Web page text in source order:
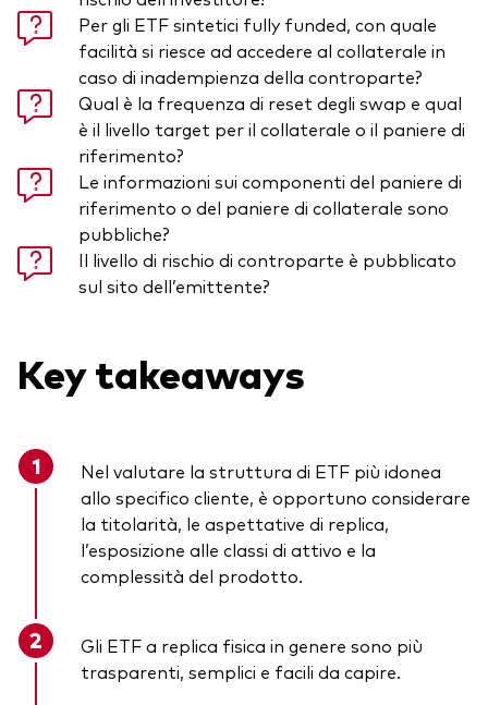
Per gli ETF sintetici fully funded, con quale
facilità si riesce ad accedere al collaterale in
caso di inadempienza della controparte?
Qual è la frequenza di reset degli swap e qual
è il livello target per il collaterale o il paniere di
riferimento?
Le informazioni sui componenti del paniere di
riferimento o del paniere di collaterale sono
pubbliche?
Il livello di rischio di controparte è pubblicato
sul sito dell’emittente?
Key takeaways
Nel valutare la struttura di ETF più idonea
allo specifico cliente, è opportuno considerare
la titolarità, le aspettative di replica,
l’esposizione alle classi di attivo e la
complessità del prodotto.
Gli ETF a replica fisica in genere sono più
trasparenti, semplici e facili da capire.